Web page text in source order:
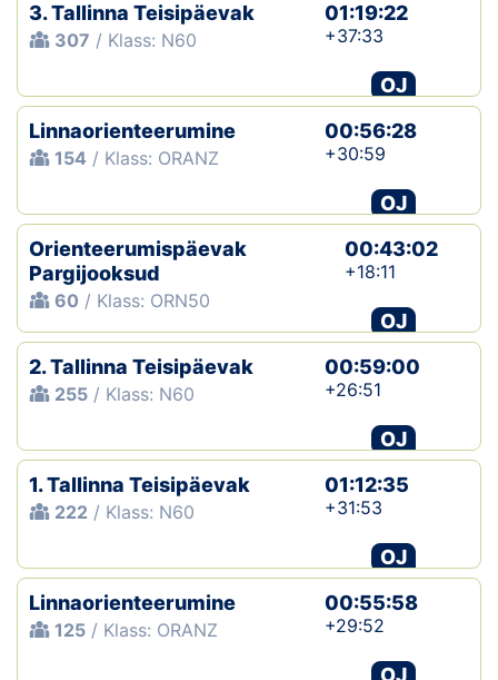
3. Tallinna Teisipäevak
307 / Klass: N60
01:19:22
+37:33
OJ
Linnaorienteerumine
154 / Klass: ORANZ
00:56:28
+30:59
OJ
Orienteerumispäevak
Pargijooksud
60 / Klass: ORN50
00:43:02
+18:11
OJ
2. Tallinna Teisipäevak
255 / Klass: N60
00:59:00
+26:51
OJ
1. Tallinna Teisipäevak
222 / Klass: N60
01:12:35
+31:53
OJ
Linnaorienteerumine
125 / Klass: ORANZ
00:55:58
+29:52
OJ